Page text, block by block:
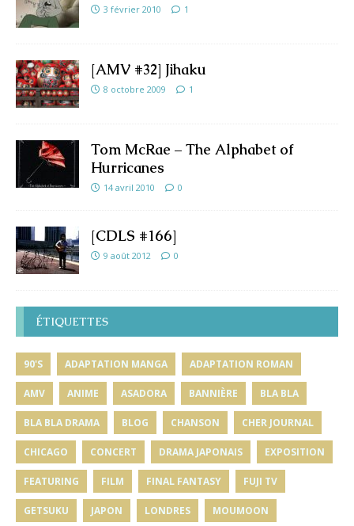
3 février 2010 1
[AMV #32] Jihaku
8 octobre 2009 1
Tom McRae – The Alphabet of
Hurricanes
14 avril 2010 0
[CDLS #166]
9 août 2012 0
ÉTIQUETTES
90'S ADAPTATION MANGA ADAPTATION ROMAN
AMV ANIME ASADORA BANNIÈRE BLA BLA
BLA BLA DRAMA BLOG CHANSON CHER JOURNAL
CHICAGO CONCERT DRAMA JAPONAIS EXPOSITION
FEATURING FILM FINAL FANTASY FUJI TV
GETSUKU JAPON LONDRES MOUMOON